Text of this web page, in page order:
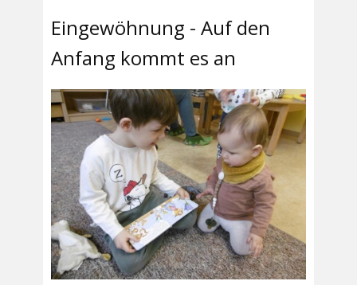
Eingewöhnung - Auf den
Anfang kommt es an